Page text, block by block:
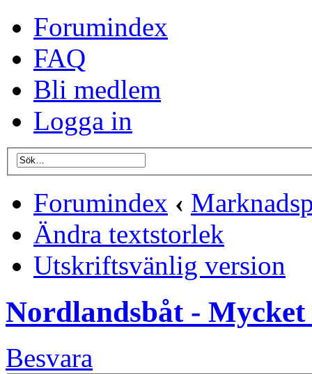
Forumindex
FAQ
Bli medlem
Logga in
Forumindex ‹
Ändra textstorlek
Utskriftsvänlig version
Nordlandsbåt -
Besvara